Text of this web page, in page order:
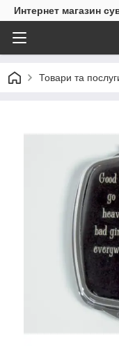
Интернет магазин
Товари та